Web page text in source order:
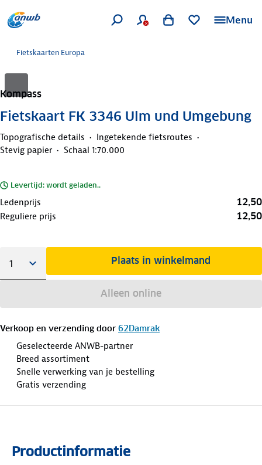
Menu
Fietskaarten Europa
Kompass
Fietskaart FK 3346 Ulm und Umgebung
Topografische details
Ingetekende fietsroutes
Stevig papier
Schaal 1:70.000
Levertijd: wordt geladen..
Ledenprijs 12,50
Reguliere prijs 12,50
Plaats in winkelmand
Alleen online
Verkoop en verzending door 62Damrak
Geselecteerde ANWB-partner
Breed assortiment
Snelle verwerking van je bestelling
Gratis verzending
Productinformatie